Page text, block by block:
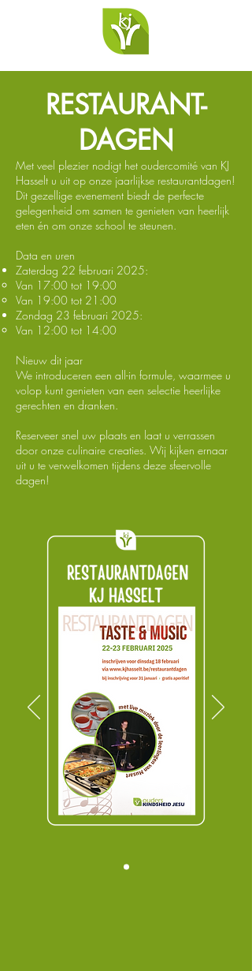
RESTAURANT-
DAGEN
Met veel plezier nodigt het oudercomité van KJ
Hasselt u uit op onze jaarlijkse restaurantdagen!
Dit gezellige evenement biedt de perfecte
gelegenheid om samen te genieten van heerlijk
eten én om onze school te steunen.
Data en uren
Zaterdag 22 februari 2025:
Van 17:00 tot 19:00
Van 19:00 tot 21:00
Zondag 23 februari 2025:
Van 12:00 tot 14:00
Nieuw dit jaar
We introduceren een all-in formule, waarmee u
volop kunt genieten van een selectie heerlijke
gerechten en dranken.
Reserveer snel uw plaats en laat u verrassen
door onze culinaire creaties. Wij kijken ernaar
uit u te verwelkomen tijdens deze sfeervolle
dagen!